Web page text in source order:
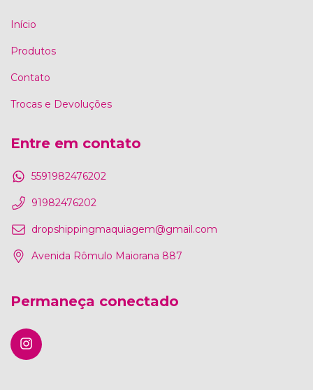
Início
Produtos
Contato
Trocas e Devoluções
Entre em contato
5591982476202
91982476202
dropshippingmaquiagem@gmail.com
Avenida Rômulo Maiorana 887
Permaneça conectado